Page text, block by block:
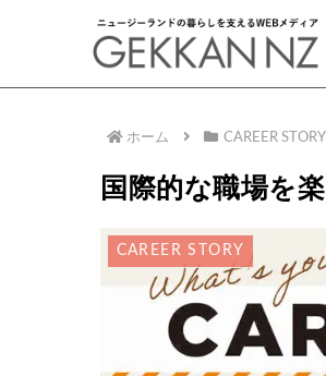
ホーム CAREER STORY
国際的な職場を
CAREER STORY